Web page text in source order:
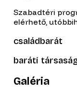
Szabadtéri
elérhető,
családbarát
baráti
Galéria